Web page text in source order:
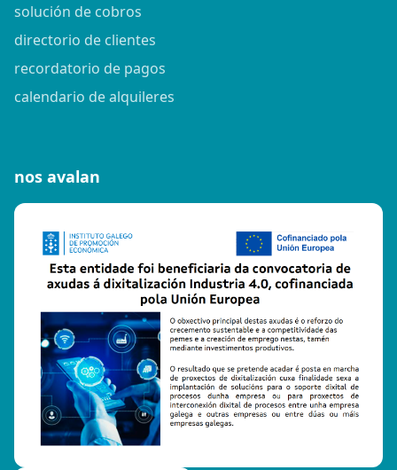
solución de cobros
directorio de clientes
recordatorio de pagos
calendario de alquileres
nos avalan